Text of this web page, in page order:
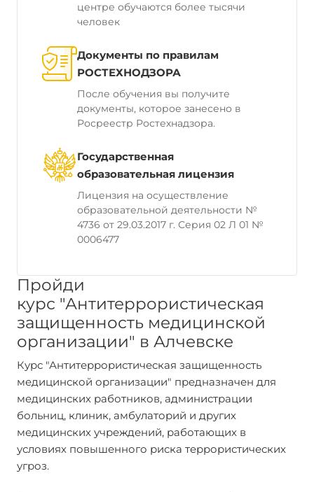
центре обучаются более тысячи
человек
Документы по правилам
РОСТЕХНОДЗОРА
После обучения вы получите
документы, которое занесено в
Росреестр Ростехнадзора.
Государственная
образовательная лицензия
Лицензия на осуществление
образовательной деятельности №
4736 от 29.03.2017 г. Серия 02 Л 01 №
0006477
Пройди
курс "Антитеррористическая
защищенность медицинской
организации" в Алчевске
Курс "Антитеррористическая защищенность
медицинской организации" предназначен для
медицинских работников, администрации
больниц, клиник, амбулаторий и других
медицинских учреждений, работающих в
условиях повышенного риска террористических
угроз.